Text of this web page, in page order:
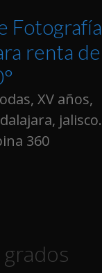
Fotografía
renta de
XV años,
jalisco.
360